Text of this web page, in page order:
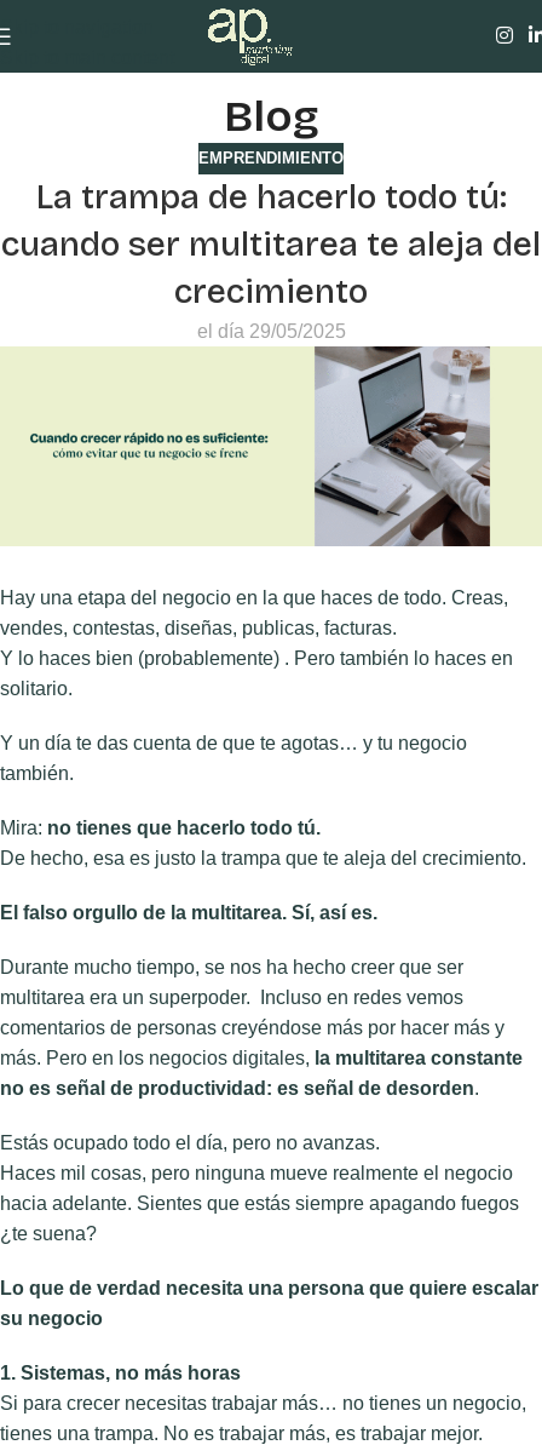
Skip to navigation
Blog
EMPRENDIMIENTO
La trampa de hacerlo todo tú:
cuando ser multitarea te aleja del
crecimiento
el día 29/05/2025
Hay una etapa del negocio en la que haces de todo. Creas,
vendes, contestas, diseñas, publicas, facturas.
Y lo haces bien (probablemente) . Pero también lo haces en
solitario.
Y un día te das cuenta de que te agotas… y tu negocio
también.
Mira: no tienes que hacerlo todo tú.
De hecho, esa es justo la trampa que te aleja del crecimiento.
El falso orgullo de la multitarea. Sí, así es.
Durante mucho tiempo, se nos ha hecho creer que ser
multitarea era un superpoder. Incluso en redes vemos
comentarios de personas creyéndose más por hacer más y
más. Pero en los negocios digitales, la multitarea constante
no es señal de productividad: es señal de desorden.
Estás ocupado todo el día, pero no avanzas.
Haces mil cosas, pero ninguna mueve realmente el negocio
hacia adelante. Sientes que estás siempre apagando fuegos
¿te suena?
Lo que de verdad necesita una persona que quiere escalar
su negocio
1. Sistemas, no más horas
Si para crecer necesitas trabajar más… no tienes un negocio,
tienes una trampa. No es trabajar más, es trabajar mejor.